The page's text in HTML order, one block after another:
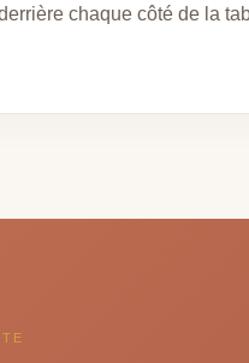
chaque côté de la